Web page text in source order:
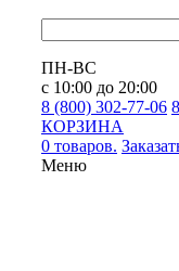
ПН-ВС
с 10:00 до 20:00
8 (800) 302-77-06
КОРЗИНА
0 товаров.
Меню